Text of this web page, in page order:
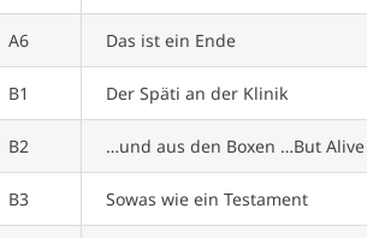
A6 Das ist ein Ende
B1 Der Späti an der Klinik
B2 …und aus den Boxen …But Alive
B3 Sowas wie ein Testament